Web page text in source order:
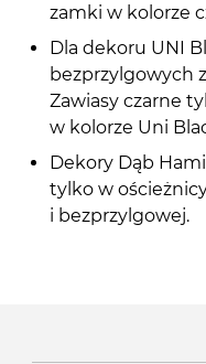
zamki w kolorze
Dla dekoru UNI
bezprzylgowych
Zawiasy czarne
w kolorze Uni
Dekory Dąb
tylko w
i bezprzylgowej.